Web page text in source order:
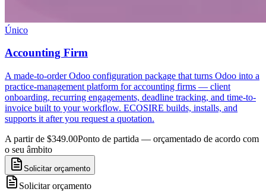
Único
Accounting Firm
A made-to-order Odoo configuration package that turns Odoo into a
practice-management platform for accounting firms — client
onboarding, recurring engagements, deadline tracking, and time-to-
invoice built to your workflow. ECOSIRE builds, installs, and
supports it after you request a quotation.
A partir de $349.00Ponto de partida — orçamentado de acordo com
o seu âmbito
Solicitar orçamento
Solicitar orçamento